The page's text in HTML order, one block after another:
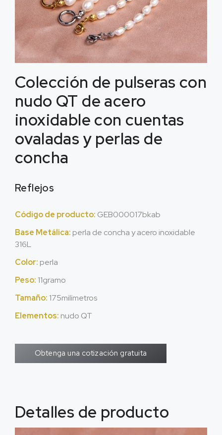
Colección de pulseras con
nudo QT de acero
inoxidable con cuentas
ovaladas y perlas de
concha
Reflejos
Código de producto: GEB000017bkab
Base Metálica: perla de concha y acero inoxidable
316L
Color: perla
Peso: 11gramo
Tamaño: 175milímetros
Elementos: nudo QT
Obtenga una cotización gratuita
Detalles de producto